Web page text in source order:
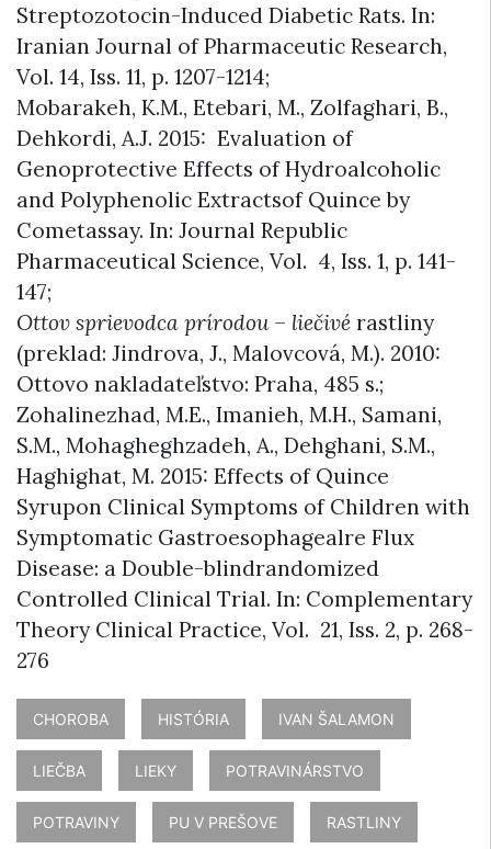
Streptozotocin-Induced Diabetic Rats. In:
Iranian Journal of Pharmaceutic Research,
Vol. 14, Iss. 11, p. 1207-1214;
Mobarakeh, K.M., Etebari, M., Zolfaghari, B.,
Dehkordi, A.J. 2015: Evaluation of
Genoprotective Effects of Hydroalcoholic
and Polyphenolic Extractsof Quince by
Cometassay. In: Journal Republic
Pharmaceutical Science, Vol. 4, Iss. 1, p. 141-
147;
Ottov sprievodca prírodou – liečivé rastliny
(preklad: Jindrova, J., Malovcová, M.). 2010:
Ottovo nakladateľstvo: Praha, 485 s.;
Zohalinezhad, M.E., Imanieh, M.H., Samani,
S.M., Mohagheghzadeh, A., Dehghani, S.M.,
Haghighat, M. 2015: Effects of Quince
Syrupon Clinical Symptoms of Children with
Symptomatic Gastroesophagealre Flux
Disease: a Double-blindrandomized
Controlled Clinical Trial. In: Complementary
Theory Clinical Practice, Vol. 21, Iss. 2, p. 268-
276
CHOROBA HISTÓRIA IVAN ŠALAMON
LIEČBA LIEKY POTRAVINÁRSTVO
POTRAVINY PU V PREŠOVE RASTLINY